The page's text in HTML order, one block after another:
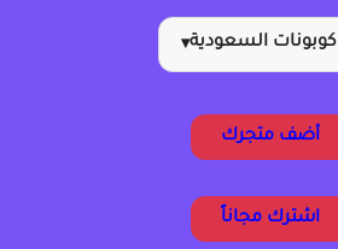
كوبونات السعودية▾
أضف متجرك
اشترك مجاناً